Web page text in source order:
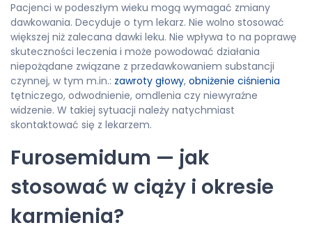
Pacjenci w podeszłym wieku mogą wymagać zmiany
dawkowania. Decyduje o tym lekarz. Nie wolno stosować
większej niż zalecana dawki leku. Nie wpływa to na poprawę
skuteczności leczenia i może powodować działania
niepożądane związane z przedawkowaniem substancji
czynnej, w tym m.in.: zawroty głowy, obniżenie ciśnienia
tętniczego, odwodnienie, omdlenia czy niewyraźne
widzenie. W takiej sytuacji należy natychmiast
skontaktować się z lekarzem.
Furosemidum — jak
stosować w ciąży i okresie
karmienia?